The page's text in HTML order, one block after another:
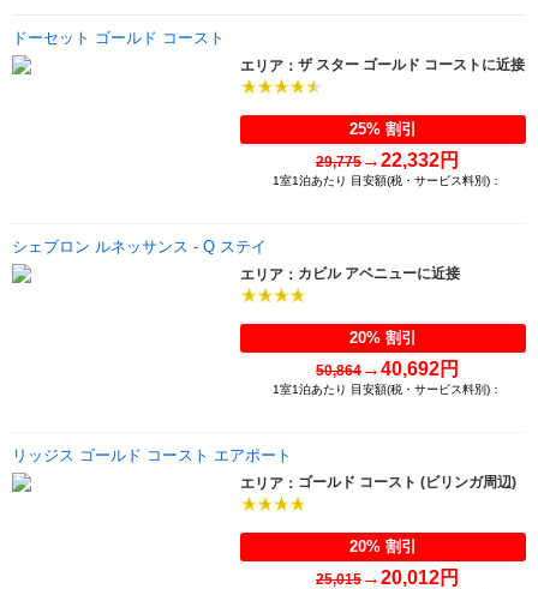
ドーセット ゴールド コースト
エリア： ザ スター ゴールド コーストに近接
25% 割引
29,775→22,332円
1室1泊あたり 目安額(税・サービス料別)：
シェブロン ルネッサンス - Q ステイ
エリア： カビル アベニューに近接
20% 割引
50,864→40,692円
1室1泊あたり 目安額(税・サービス料別)：
リッジス ゴールド コースト エアポート
エリア： ゴールド コースト (ビリンガ周辺)
20% 割引
25,015→20,012円